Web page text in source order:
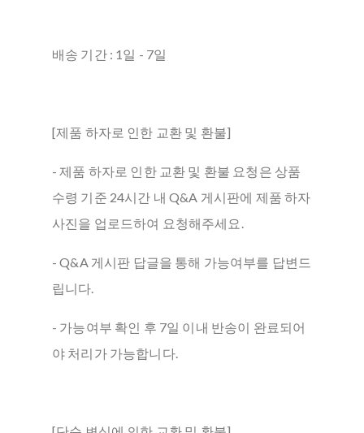
배송 기간 : 1일 - 7일
[제품 하자로 인한 교환 및 환불]
- 제품 하자로 인한 교환 및 환불 요청은 상품
수령 기준 24시간 내 Q&A 게시판에 제품 하자
사진을 업로드하여 요청해주세요.
- Q&A 게시판 답글을 통해 가능여부를 답변드
립니다.
- 가능여부 확인 후 7일 이내 반송이 완료되어
야 처리가 가능합니다.